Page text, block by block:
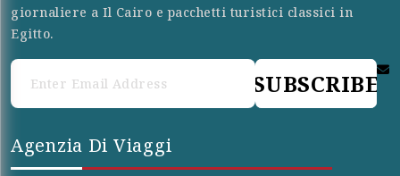
giornaliere a Il Cairo e pacchetti turistici classici in
Egitto.
SUBSCRIBE
Agenzia Di Viaggi